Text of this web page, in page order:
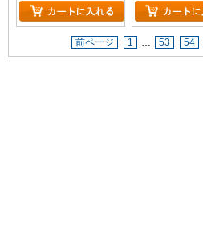
前ページ 1 … 53 54